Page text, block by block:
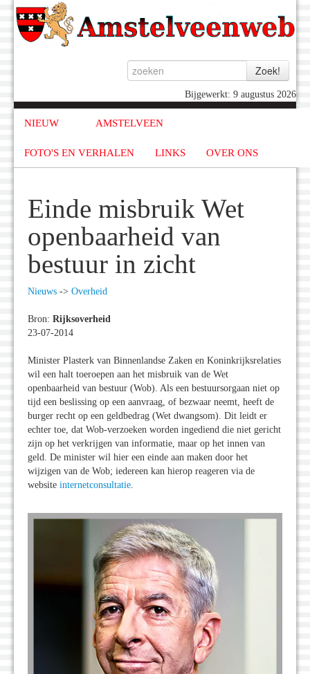
Bijgewerkt: 9 augustus 2026
NIEUW AMSTELVEEN
FOTO'S EN VERHALEN LINKS OVER ONS
Einde misbruik Wet
openbaarheid van
bestuur in zicht
Nieuws -> Overheid
Bron: Rijksoverheid
23-07-2014
Minister Plasterk van Binnenlandse Zaken en Koninkrijksrelaties
wil een halt toeroepen aan het misbruik van de Wet
openbaarheid van bestuur (Wob). Als een bestuursorgaan niet op
tijd een beslissing op een aanvraag, of bezwaar neemt, heeft de
burger recht op een geldbedrag (Wet dwangsom). Dit leidt er
echter toe, dat Wob-verzoeken worden ingediend die niet gericht
zijn op het verkrijgen van informatie, maar op het innen van
geld. De minister wil hier een einde aan maken door het
wijzigen van de Wob; iedereen kan hierop reageren via de
website internetconsultatie.